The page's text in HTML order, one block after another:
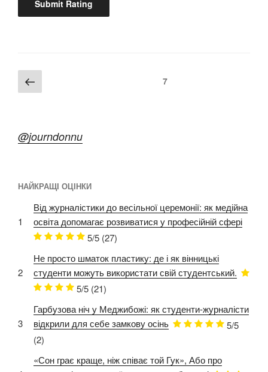
Пагінація
записів
Попередня
сторінка
Сторінка7
@journdonnu
НАЙКРАЩІ ОЦІНКИ
1
Від журналістики до весільної церемонії: як медійна
освіта допомагає розвиватися у професійній сфері
5/5 (27)
2
Не просто шматок пластику: де і як вінницькі
студенти можуть використати свій студентський.
5/5 (21)
3
Гарбузова ніч у Меджибожі: як студенти-журналісти
відкрили для себе замкову осінь
5/5
(2)
«Сон грає краще, ніж співає той Гук», Або про